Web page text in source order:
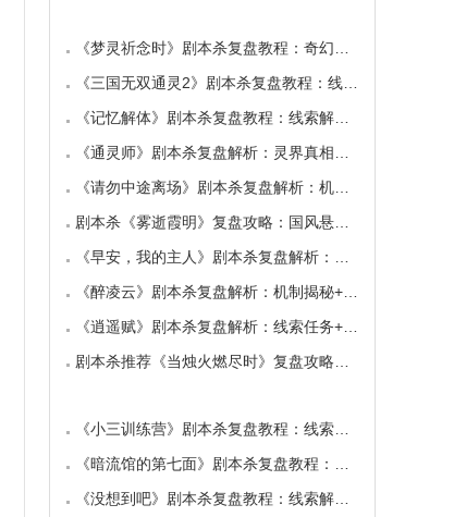
《梦灵祈念时》剧本杀复盘教程：奇幻设定/线索
《三国无双通灵2》剧本杀复盘教程：线索解析阵
《记忆解体》剧本杀复盘教程：线索解析/逻辑真
《通灵师》剧本杀复盘解析：灵界真相线索解密
《请勿中途离场》剧本杀复盘解析：机制真相线
剧本杀《雾逝霞明》复盘攻略：国风悬疑真相还
《早安，我的主人》剧本杀复盘解析：情感抉择
《醉凌云》剧本杀复盘解析：机制揭秘+真相复盘
《逍遥赋》剧本杀复盘解析：线索任务+真相流程
剧本杀推荐《当烛火燃尽时》复盘攻略：线索流
《小三训练营》剧本杀复盘教程：线索解析情感
《暗流馆的第七面》剧本杀复盘教程：线索答案
《没想到吧》剧本杀复盘教程：线索解析机制规